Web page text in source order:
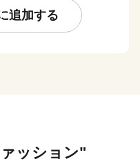
」を感じていただき、
追加する
ッション"